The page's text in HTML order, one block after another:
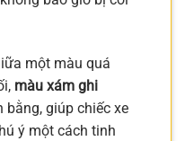
một màu quá
màu xám ghi
giúp chiếc xe
ý một cách tinh